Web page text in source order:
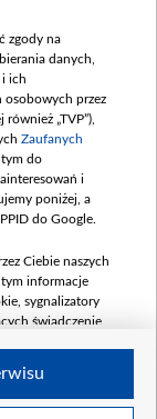
zgody na
danych,
ich
osobowych przez
„TVP”),
Zaufanych
tym do
i
poniżej, a
do Google.
Ciebie naszych
tym informacje
sygnalizatory
świadczenie